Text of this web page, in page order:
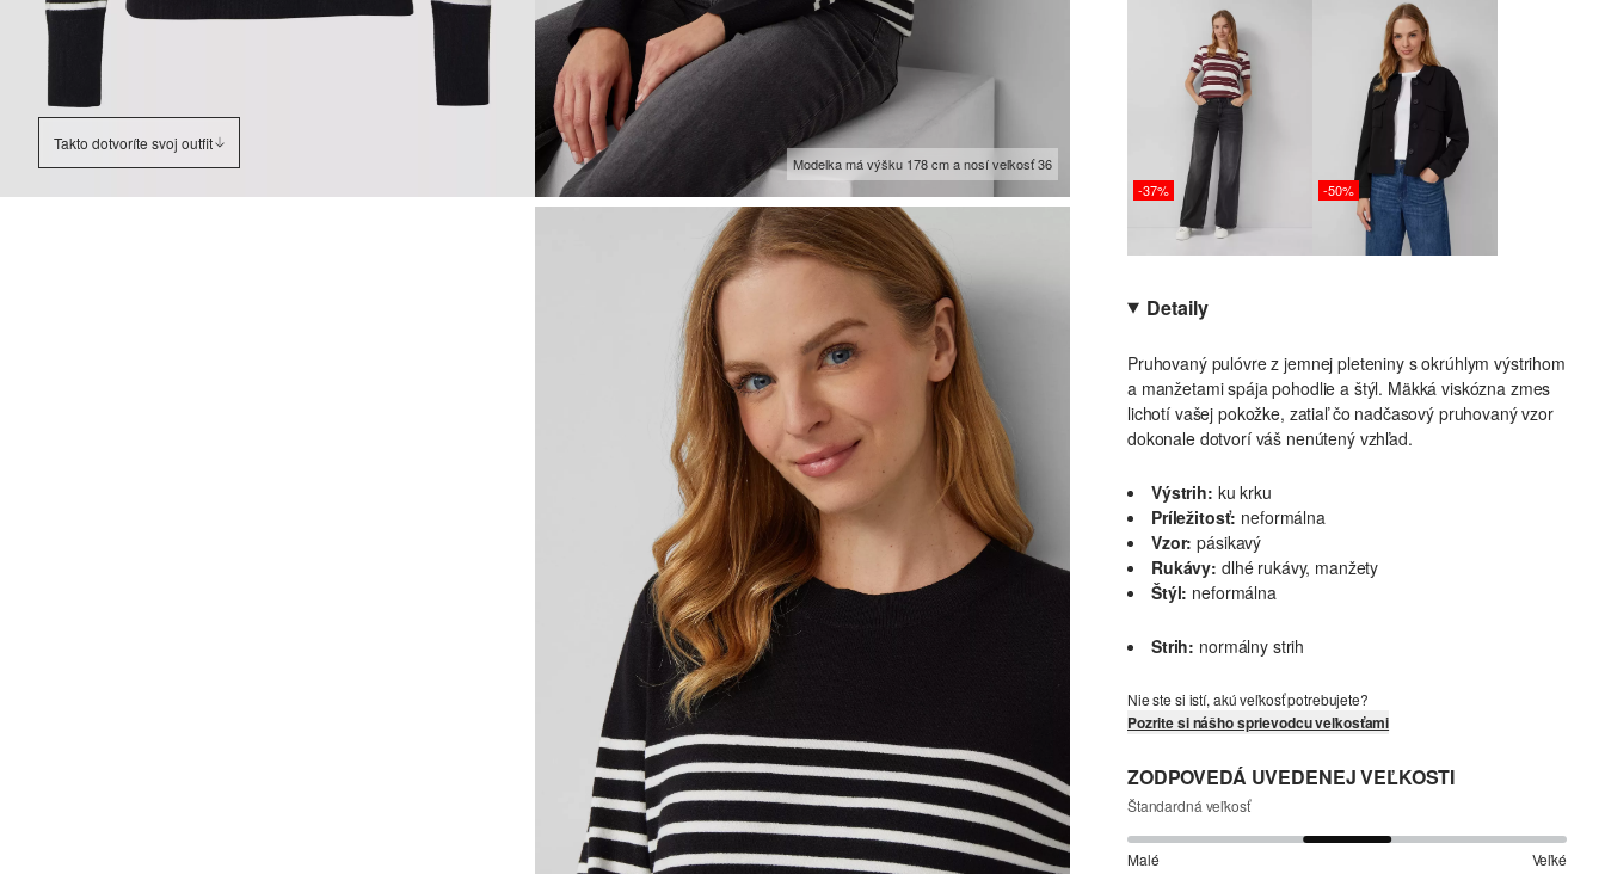
Takto dotvoríte svoj outfit
Modelka má výšku 178 cm a nosí veľkosť 36
-37% -50%
Detaily
Pruhovaný pulóvre z jemnej pleteniny s okrúhlym výstrihom
a manžetami spája pohodlie a štýl. Mäkká viskózna zmes
lichotí vašej pokožke, zatiaľ čo nadčasový pruhovaný vzor
dokonale dotvorí váš nenútený vzhľad.
Výstrih: ku krku
Príležitosť: neformálna
Vzor: pásikavý
Rukávy: dlhé rukávy, manžety
Štýl: neformálna
Strih: normálny strih
Nie ste si istí, akú veľkosť potrebujete?
Pozrite si nášho sprievodcu veľkosťami
ZODPOVEDÁ UVEDENEJ VEĽKOSTI
Štandardná veľkosť
Malé Veľké